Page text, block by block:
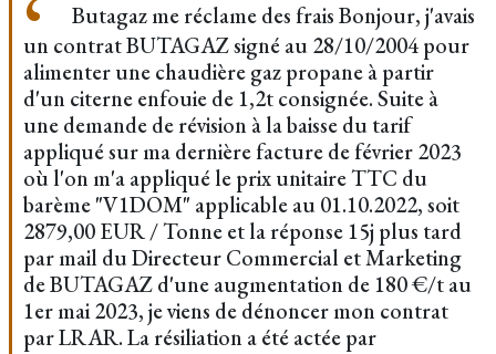
Butagaz me réclame des frais Bonjour, j'avais
un contrat BUTAGAZ signé au 28/10/2004 pour
alimenter une chaudière gaz propane à partir
d'un citerne enfouie de 1,2t consignée. Suite à
une demande de révision à la baisse du tarif
appliqué sur ma dernière facture de février 2023
où l'on m'a appliqué le prix unitaire TTC du
barème "V1DOM" applicable au 01.10.2022, soit
2879,00 EUR / Tonne et la réponse 15j plus tard
par mail du Directeur Commercial et Marketing
de BUTAGAZ d'une augmentation de 180 €/t au
1er mai 2023, je viens de dénoncer mon contrat
par LRAR. La résiliation a été actée par